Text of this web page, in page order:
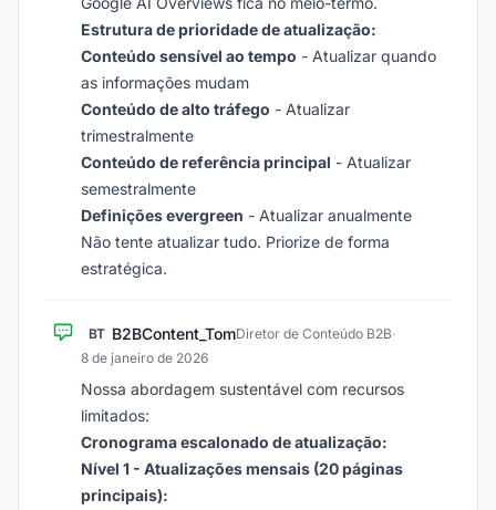
Estrutura de prioridade de atualização:
Conteúdo sensível ao tempo - Atualizar quando
as informações mudam
Conteúdo de alto tráfego - Atualizar
trimestralmente
Conteúdo de referência principal - Atualizar
semestralmente
Definições evergreen - Atualizar anualmente
Não tente atualizar tudo. Priorize de forma
estratégica.
BT B2BContent_TomDiretor de Conteúdo B2B·
8 de janeiro de 2026
Nossa abordagem sustentável com recursos
limitados:
Cronograma escalonado de atualização:
Nível 1 - Atualizações mensais (20 páginas
principais):